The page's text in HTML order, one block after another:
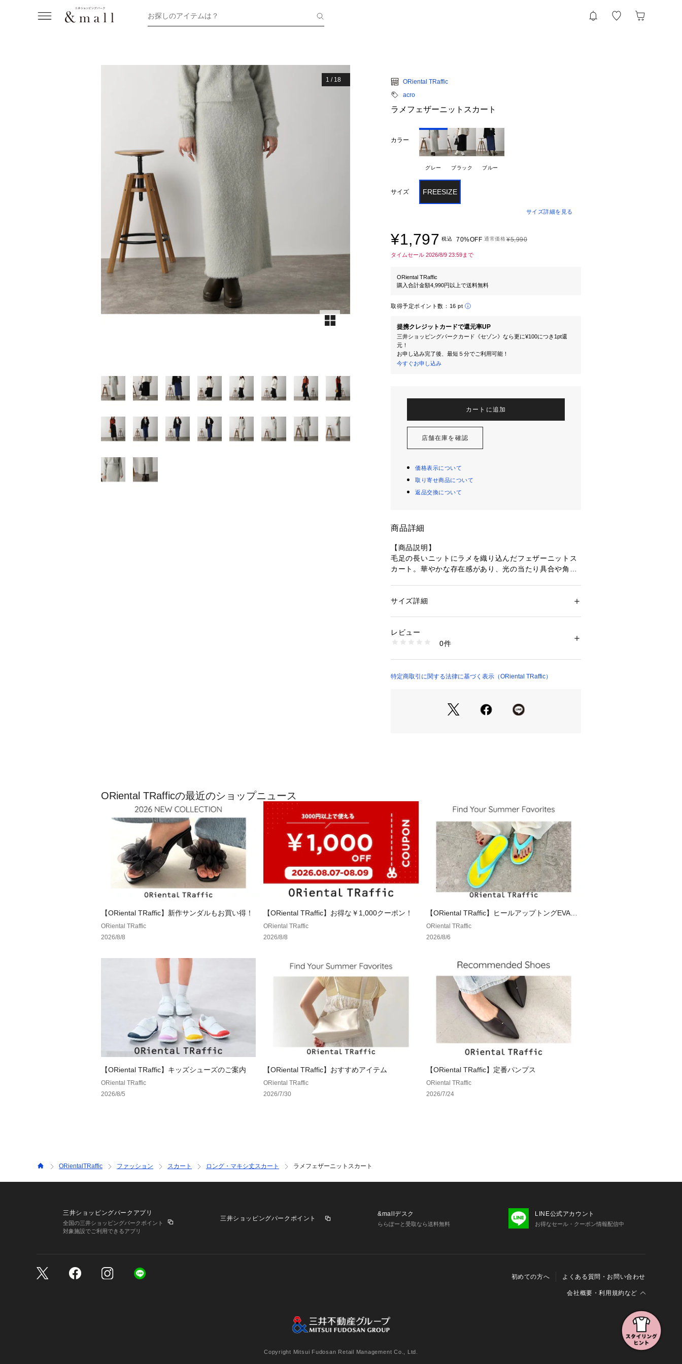
お探しのアイテムは？
1 / 18
ORiental TRaffic
acro
ラメフェザーニットスカート
カラー
グレー ブラック ブルー
サイズ FREESIZE
サイズ詳細を見る
¥1,797 税込 70%OFF 通常価格¥5,990
タイムセール 2026/8/9 23:59まで
ORiental TRaffic
購入合計金額4,990円以上で送料無料
取得予定ポイント数： 16 pt
提携クレジットカードで還元率UP
三井ショッピングパークカード《セゾン》なら更に¥100につき1pt還
元！
お申し込み完了後、最短５分でご利用可能！
今すぐお申し込み
カートに追加
店舗在庫を確認
価格表示について
取り寄せ商品について
返品交換について
商品詳細
【商品説明】
毛足の長いニットにラメを織り込んだフェザーニットス
カート。華やかな存在感があり、光の当たり具合や角度
トシルエットながら足さばきも抜群。細身のストレート
ザーニットカーディガン（品番：AC3323）と合わせる
とレディライクでパーティーシーンにおすすめです。
表地：ナイロン79%、アクリル14%、ポリエステル７%
スカート丈90 ウエスト64 ヒップ85
性別：レディース
生産国：中国
4080000001473
サイズ詳細
レビュー
0件
特定商取引に関する法律に基づく表示（ORiental TRaffic）
ORiental TRafficの最近のショップニュース
【ORiental TRaffic】新作サンダルもお買い得！
ORiental TRaffic
2026/8/8
【ORiental TRaffic】お得な￥1,000クーポン！
ORiental TRaffic
2026/8/8
【ORiental TRaffic】ヒールアップトングEVAサ
ンダル/OT3234
ORiental TRaffic
2026/8/6
【ORiental TRaffic】キッズシューズのご案内
ORiental TRaffic
2026/8/5
【ORiental TRaffic】おすすめアイテム
ORiental TRaffic
2026/7/30
【ORiental TRaffic】定番パンプス
ORiental TRaffic
2026/7/24
ORientalTRaffic ファッション スカート ロング・マキシ丈スカート ラメフェザーニットスカート
三井ショッピングパークアプリ
全国の三井ショッピングパークポイント
対象施設でご利用できるアプリ
三井ショッピングパークポイント
&mallデスク
ららぽーと受取なら送料無料
LINE公式アカウント
お得なセール・クーポン情報配信中
初めての方へ よくある質問・お問い合わせ
会社概要・利用規約など
特定商取引に関する法律に基づく表示
個人情報保護方針 個人情報の取り扱いについて
Cookieおよびアクセスログについて
三井不動産グループ ソーシャルメディアガイドライン
Copyright Mitsui Fudosan Retail Management Co., Ltd.